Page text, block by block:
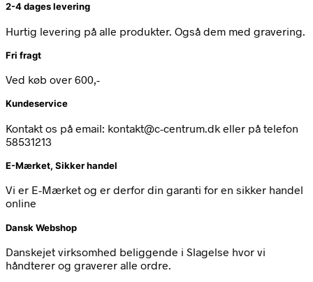
2-4 dages levering
Hurtig levering på alle produkter. Også dem med gravering.
Fri fragt
Ved køb over 600,-
Kundeservice
Kontakt os på email: kontakt@c-centrum.dk eller på telefon
58531213
E-Mærket, Sikker handel
Vi er E-Mærket og er derfor din garanti for en sikker handel
online
Dansk Webshop
Danskejet virksomhed beliggende i Slagelse hvor vi
håndterer og graverer alle ordre.